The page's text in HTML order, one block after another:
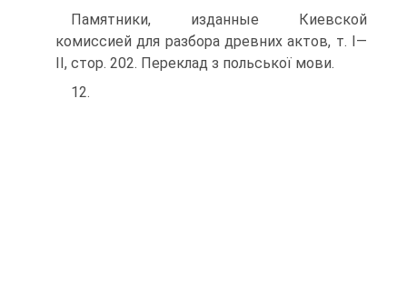
Памятники, изданные Киевской
комиссией для разбора древних актов, т. I—
II, стор. 202. Переклад з польської мови.
12.